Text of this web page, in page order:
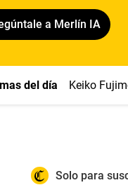
a Merlín IA
del día Keiko
Solo para